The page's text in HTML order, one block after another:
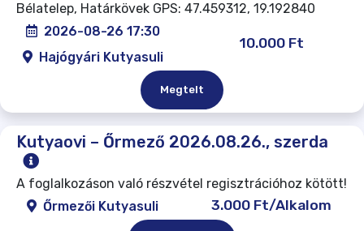
Bélatelep, Határkövek GPS: 47.459312, 19.192840
2026-08-26 17:30
Hajógyári Kutyasuli
10.000 Ft
Megtelt
Kutyaovi – Őrmező 2026.08.26., szerda
A foglalkozáson való részvétel regisztrációhoz kötött!
Őrmezői Kutyasuli
3.000 Ft/Alkalom